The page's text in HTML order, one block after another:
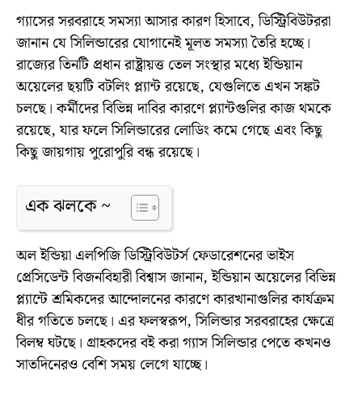
গ্যাসের সরবরাহে সমস্যা আসার কারণ হিসাবে, ডিস্ট্রিবিউটররা
জানান যে সিলিন্ডারের যোগানেই মূলত সমস্যা তৈরি হচ্ছে।
রাজ্যের তিনটি প্রধান রাষ্ট্রায়ত্ত তেল সংস্থার মধ্যে ইন্ডিয়ান
অয়েলের ছয়টি বটলিং প্ল্যান্ট রয়েছে, যেগুলিতে এখন সঙ্কট
চলছে। কর্মীদের বিভিন্ন দাবির কারণে প্ল্যান্টগুলির কাজ থমকে
রয়েছে, যার ফলে সিলিন্ডারের লোডিং কমে গেছে এবং কিছু
কিছু জায়গায় পুরোপুরি বন্ধ রয়েছে।
এক ঝলকে ~
অল ইন্ডিয়া এলপিজি ডিস্ট্রিবিউটর্স ফেডারেশনের ভাইস
প্রেসিডেন্ট বিজনবিহারী বিশ্বাস জানান, ইন্ডিয়ান অয়েলের বিভিন্ন
প্ল্যান্টে শ্রমিকদের আন্দোলনের কারণে কারখানাগুলির কার্যক্রম
ধীর গতিতে চলছে। এর ফলস্বরূপ, সিলিন্ডার সরবরাহের ক্ষেত্রে
বিলম্ব ঘটছে। গ্রাহকদের বই করা গ্যাস সিলিন্ডার পেতে কখনও
সাতদিনেরও বেশি সময় লেগে যাচ্ছে।